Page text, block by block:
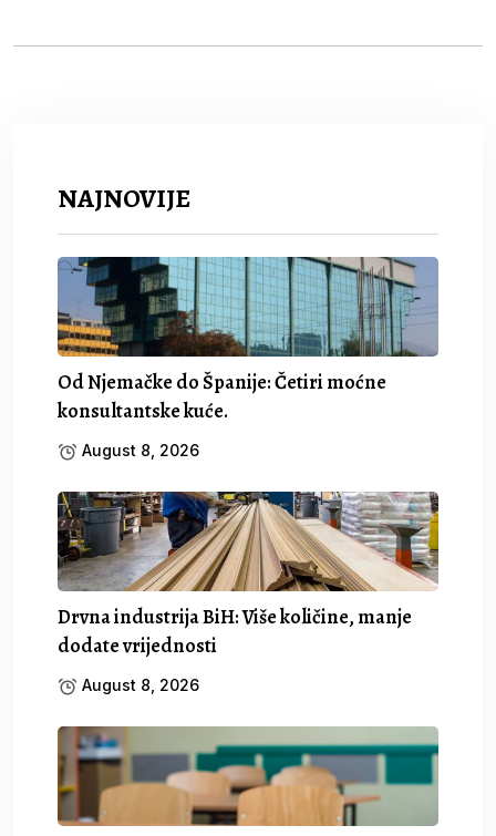
NAJNOVIJE
Od Njemačke do Španije: Četiri moćne
konsultantske kuće.
August 8, 2026
Drvna industrija BiH: Više količine, manje
dodate vrijednosti
August 8, 2026